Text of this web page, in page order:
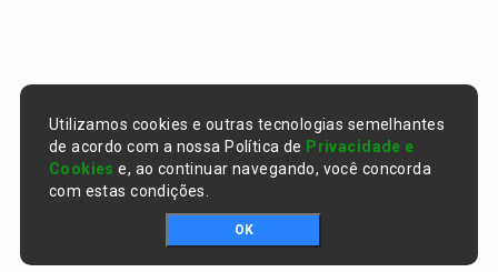
Utilizamos cookies e outras tecnologias semelhantes
de acordo com a nossa Política de Privacidade e
Cookies e, ao continuar navegando, você concorda
com estas condições.
OK